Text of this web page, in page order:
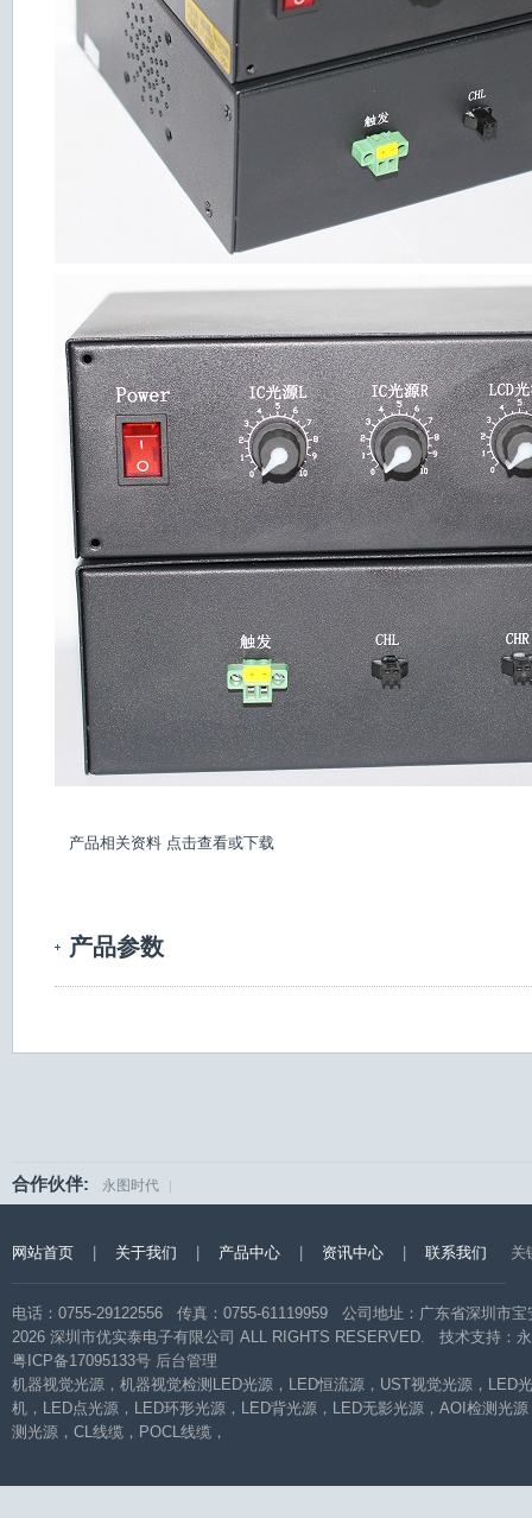
产品相关资料 点击查看或下载
产品参数
合作伙伴: 永图时代 |
网站首页 关于我们 产品中心 资讯中心 联系我们 关
电话：0755-29122556 传真：0755-61119959 公司地址：广东省深圳市
2026 深圳市优实泰电子有限公司 ALL RIGHTS RESERVED. 技术支持：
粤ICP备17095133号 后台管理
机器视觉光源 ， 机器视觉检测LED光源 ， LED恒流源 ， UST视觉光源 ， LED
机 ， LED点光源 ， LED环形光源 ， LED背光源 ， LED无影光源 ， AOI检测光源
测光源 ， CL线缆 ， POCL线缆 ，